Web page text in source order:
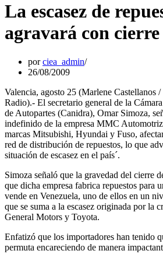
La escasez de
agravará con
porciea_admin
26/08/2009
Valencia, agosto 25 (Marlene Castellanos
Radio).- El secretario general de la
de Autopartes (Canidra), Omar Simoza,
indefinido de la empresa MMC
marcas Mitsubishi, Hyundai y Fuso,
red de distribución de repuestos, lo que
situación de escasez en el país´.
Simoza señaló que la gravedad del cierre
que dicha empresa fabrica repuestos para
vende en Venezuela, uno de ellos en un
que se suma a la escasez originada por la
General Motors y Toyota.
Enfatizó que los importadores han tenido
permuta encareciendo de manera